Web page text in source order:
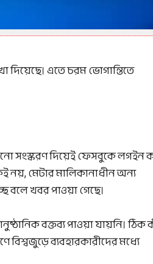
দিয়েছে। এতে চরম ভোগান্তিতে
সংস্করণ দিয়েই ফেসবুকে লগইন
নয়, মেটার মালিকানাধীন অন্য
বলে খবর পাওয়া গেছে।
বক্তব্য পাওয়া যায়নি। ঠিক
বিশ্বজুড়ে ব্যবহারকারীদের মধ্যে